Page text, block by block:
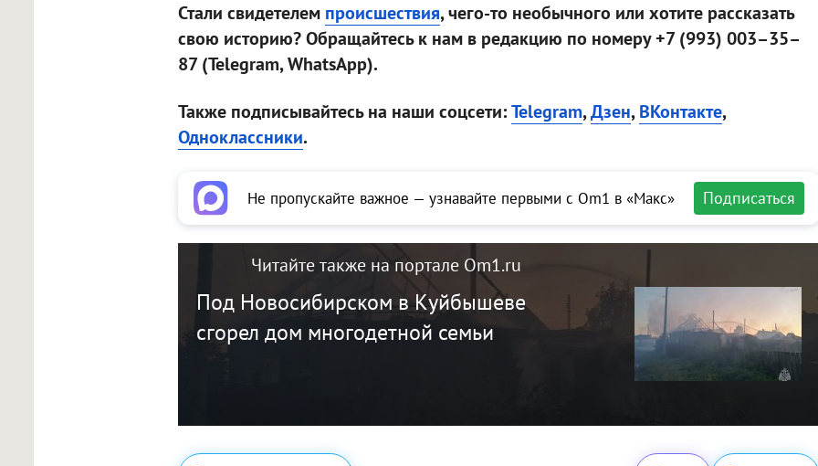
Стали свидетелем происшествия, чего-то необычного или хотите рассказать
свою историю? Обращайтесь к нам в редакцию по номеру +7 (993) 003–35–
87 (Telegram, WhatsApp).
Также подписывайтесь на наши соцсети:Telegram,Дзен,ВКонтакте,
Одноклассники.
Не пропускайте важное — узнавайте первыми с Om1 в «Макс» Подписаться
Читайте также на портале Om1.ru
Под Новосибирском в Куйбышеве
сгорел дом многодетной семьи